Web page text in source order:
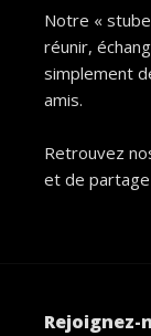
Notre « stube
réunir,
simplement
amis.
Retrouvez
et de
Rejoignez-